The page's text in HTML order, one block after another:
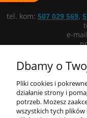
tel. kom: 507 029 569,
e-
ul. Łuki
Dbamy o
Pliki cookies i
działanie strony i
potrzeb. Możesz
wszystkich tych plików